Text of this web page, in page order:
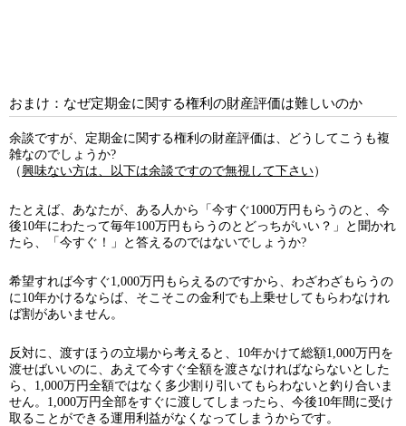
おまけ：なぜ定期金に関する権利の財産評価は難しいのか
余談ですが、定期金に関する権利の財産評価は、どうしてこうも複
雑なのでしょうか?
（興味ない方は、以下は余談ですので無視して下さい）
たとえば、あなたが、ある人から「今すぐ1000万円もらうのと、今
後10年にわたって毎年100万円もらうのとどっちがいい？」と聞かれ
たら、「今すぐ！」と答えるのではないでしょうか?
希望すれば今すぐ1,000万円もらえるのですから、わざわざもらうの
に10年かけるならば、そこそこの金利でも上乗せしてもらわなけれ
ば割があいません。
反対に、渡すほうの立場から考えると、10年かけて総額1,000万円を
渡せばいいのに、あえて今すぐ全額を渡さなければならないとした
ら、1,000万円全額ではなく多少割り引いてもらわないと釣り合いま
せん。1,000万円全部をすぐに渡してしまったら、今後10年間に受け
取ることができる運用利益がなくなってしまうからです。